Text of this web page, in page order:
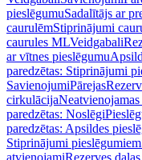
pieslēgumuSadalītājs ar
caurulēmStiprinājumi
caurules MLVeidgabali
ar vītnes pieslēgumu
paredzētas: Stiprinājumi
SavienojumiPārejas
cirkulācijaNeatvienojamas
paredzētas: Noslēgi
paredzētas: Apsildes
Stiprinājumi pieslēgumiem
atvienojamiRezerves